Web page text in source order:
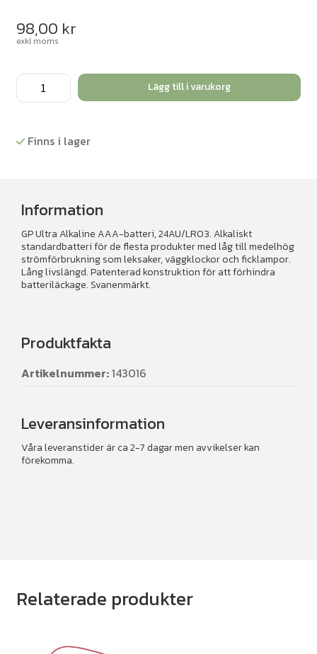
98,00 kr
exkl moms
Batteri
AAA/LR03
mängd
Lägg till i varukorg
Finns i lager
Information
GP Ultra Alkaline AAA-batteri, 24AU/LR03. Alkaliskt
standardbatteri för de flesta produkter med låg till medelhög
strömförbrukning som leksaker, väggklockor och ficklampor.
Lång livslängd. Patenterad konstruktion för att förhindra
batteriläckage. Svanenmärkt.
Produktfakta
Artikelnummer:143016
Leveransinformation
Våra leveranstider är ca 2-7 dagar men avvikelser kan
förekomma.
Relaterade produkter